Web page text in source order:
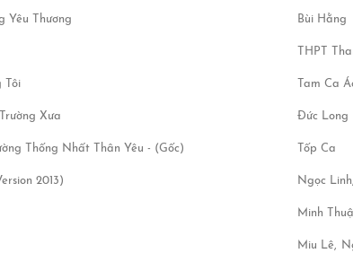
Yêu Thương Bùi Hằng
THPT
Tôi Tam Ca
Xưa Đức Long
Thống Nhất Thân Yêu - (Gốc) Tốp Ca
2013) Ngọc Linh,
Minh
Miu Lê,